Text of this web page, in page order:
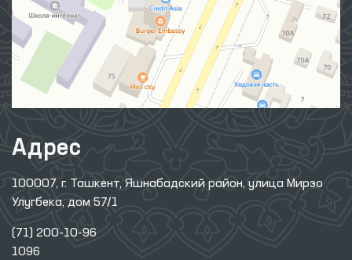
Адрес
100007, г. Ташкент, Яшнабадский район, улица Мирзо
Улугбека, дом 57/1
(71) 200-10-96
1096